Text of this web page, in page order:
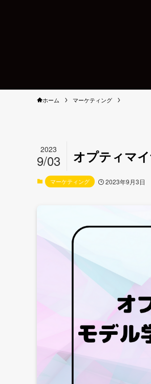
ホーム マーケティング
オプティマ
2023
9/03
マーケティング 2023年9月3日